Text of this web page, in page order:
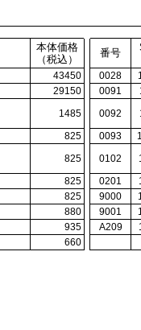
本体価格
（税込）
番号
43450 0028
29150 0091
1485 0092
825 0093
825 0102
825 0201
825 9000
880 9001
935 A209
660